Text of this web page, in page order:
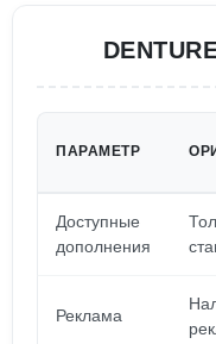
ПАРАМЕТР
Доступные
дополнения
Реклама